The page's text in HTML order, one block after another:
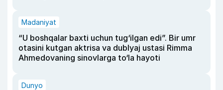
Madaniyat
“U boshqalar baxti uchun tug‘ilgan edi”. Bir umr
otasini kutgan aktrisa va dublyaj ustasi Rimma
Ahmedovaning sinovlarga to‘la hayoti
Dunyo